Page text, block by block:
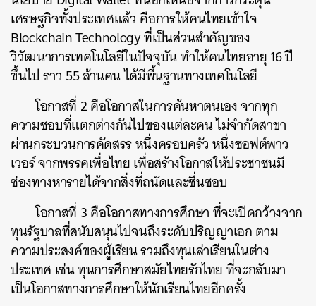
เศรษฐกิจทั้งประเทศแล้ว คือการให้คนไทยเข้าใจ
Blockchain Technology ที่เป็นส่วนสำคัญของ
วิวัฒนาการเทคโนโลยีในปัจจุบัน ทำให้คนไทยอายุ 16 ปี
ขึ้นไป ราว 55 ล้านคน ได้มีพื้นฐานทางเทคโนโลยี
โอกาสที่ 2 คือโอกาสในการค้นหาตนเอง จากทุก
ความชอบที่แตกต่างกันไปของแต่ละคน ไม่จำกัดสาขา
ผ่านกระบวนการคัดสรร หนึ่งครอบครัว หนึ่งซอฟต์พาว
เวอร์ จากพรรคเพื่อไทย เพื่อสร้างโอกาสให้ประชาชนมี
ช่องทางหารายได้จากสิ่งที่ถนัดและชื่นชอบ
โอกาสที่ 3 คือโอกาสทางการศึกษา ที่จะเปิดกว้างจาก
ทุนรัฐบาลที่สนับสนุนไปจนถึงระดับปริญญาเอก ตาม
ความประสงค์ของผู้เรียน รวมถึงทุนเล่าเรียนในต่าง
ประเทศ เช่น ทุนการศึกษาสมัยไทยรักไทย ที่จะกลับมา
เป็นโอกาสทางการศึกษาให้นักเรียนไทยอีกครั้ง